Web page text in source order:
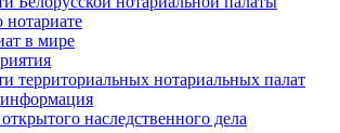
в мире
территориальных нотариальных палат
наследственного дела